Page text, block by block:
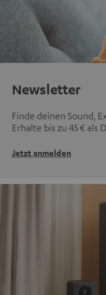
Newsletter
Finde deinen Sound,
Erhalte bis zu 45 € als
Jetzt anmelden